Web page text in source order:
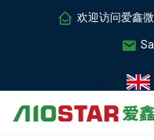
欢迎访问爱鑫